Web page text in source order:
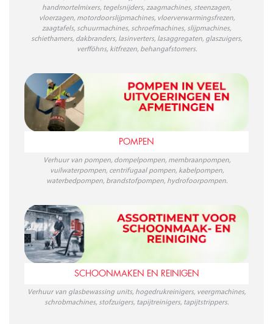
handmortelmixers, tegelsnijders, zaagmachines, steenzagen,
vloerzagen, motordoorslijpmachines, vloerverwarmingsfrezen,
zaagtafels, schuurmachines, schroefmachines, slijpmachines,
schiethamers, dakbranders, lasinverters, lasaggregaten, glaszuigers,
verfföhns, kitfrezen, behangafstomers.
POMPEN
Verhuur van pompen, dompelpompen, membraanpompen,
vuilwaterpompen, centrifugaal pompen, kabelpompen,
waterbedpompen, brandstofpompen, hydrofoorpompen.
SCHOONMAKEN EN REINIGEN
Verhuur van glasbewassing units, hogedrukreinigers, veergmachines,
schrobmachines, stofzuigers, tapijtreinigers, tapijtstrippers.